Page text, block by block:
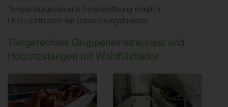
Temperaturgesteuerte Fensteröffnung möglich
LED-Lichtleisten mit Dämmerungsfunktion
Tiergerechtes Gruppeneinstreunest und
Holzsitzstangen mit Wohlfühlfaktor